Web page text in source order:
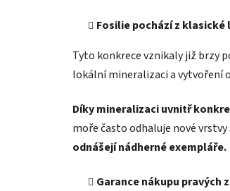
Fosilie pochází z
Tyto konkrece vznikaly již brzy
lokální mineralizaci a vytvoření
Díky mineralizaci uvnitř
moře často odhaluje nové
odnášejí nádherné exempláře.
Garance nákupu pravých